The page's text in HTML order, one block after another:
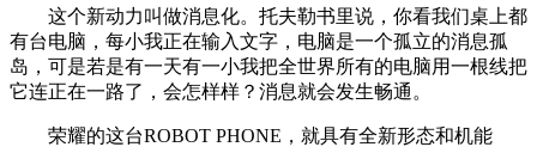
这个新动力叫做消息化。托夫勒书里说，你看我们桌上都
有台电脑，每小我正在输入文字，电脑是一个孤立的消息孤
岛，可是若是有一天有一小我把全世界所有的电脑用一根线把
它连正在一路了，会怎样样？消息就会发生畅通。
荣耀的这台ROBOT PHONE，就具有全新形态和机能